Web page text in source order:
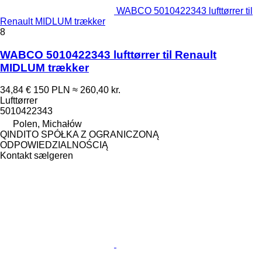
WABCO 5010422343 lufttørrer til
Renault MIDLUM trækker
8
WABCO 5010422343 lufttørrer til Renault
MIDLUM trækker
34,84 € 150 PLN ≈ 260,40 kr.
Lufttørrer
5010422343
Polen, Michałów
QINDITO SPÓŁKA Z OGRANICZONĄ
ODPOWIEDZIALNOŚCIĄ
Kontakt sælgeren